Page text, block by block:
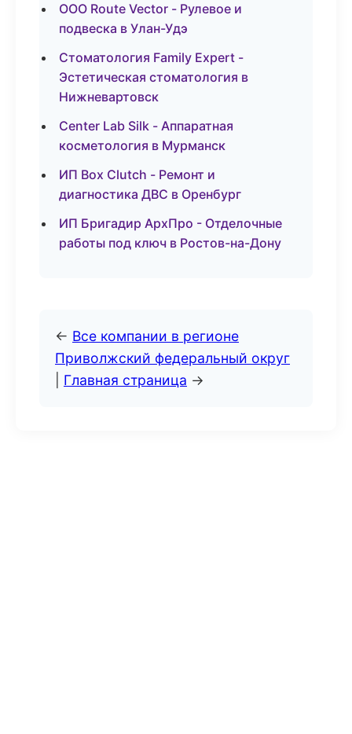
ООО Route Vector - Рулевое и
подвеска в Улан-Удэ
Стоматология Family Expert -
Эстетическая стоматология в
Нижневартовск
Center Lab Silk - Аппаратная
косметология в Мурманск
ИП Box Clutch - Ремонт и
диагностика ДВС в Оренбург
ИП Бригадир АрхПро - Отделочные
работы под ключ в Ростов-на-Дону
← Все компании в регионе
Приволжский федеральный округ
Главная страница →